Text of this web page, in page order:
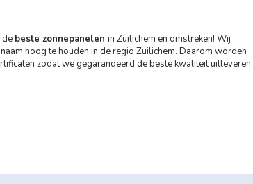
de beste zonnepanelenin Zuilichem en omstreken! Wij
hoog te houden in de regio Zuilichem. Daarom worden
zodat we gegarandeerd de beste kwaliteit uitleveren.